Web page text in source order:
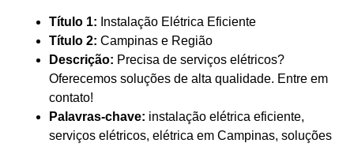
Título 1: Instalação Elétrica Eficiente
Título 2: Campinas e Região
Descrição: Precisa de serviços elétricos?
Oferecemos soluções de alta qualidade. Entre em
contato!
Palavras-chave: instalação elétrica eficiente,
serviços elétricos, elétrica em Campinas, soluções